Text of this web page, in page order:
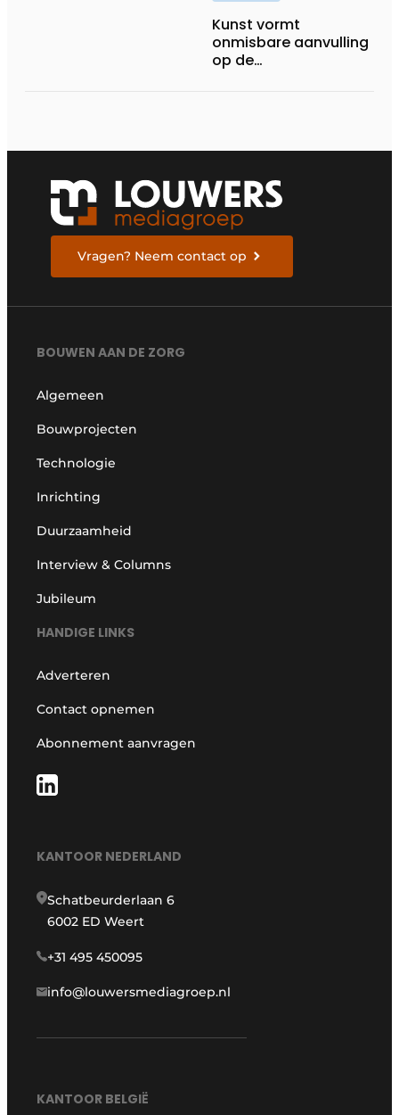
Kunst vormt
onmisbare aanvulling
op de
Vragen? Neem contact op
BOUWEN AAN DE ZORG
Algemeen
Bouwprojecten
Technologie
Inrichting
Duurzaamheid
Interview & Columns
Jubileum
HANDIGE LINKS
Adverteren
Contact opnemen
Abonnement aanvragen
KANTOOR NEDERLAND
Schatbeurderlaan 6
6002 ED Weert
+31 495 450095
info@louwersmediagroep.nl
KANTOOR BELGIË